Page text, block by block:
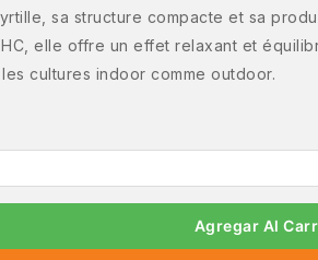
sa structure compacte et sa
elle offre un effet relaxant et
cultures indoor comme outdoor.
Agregar Al